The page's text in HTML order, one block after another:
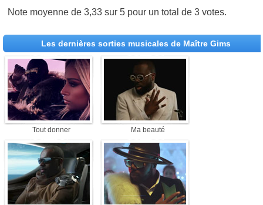
Note moyenne de3,33 sur5 pour un total de3 votes.
Les dernières sorties musicales de Maître Gims
Tout donner Ma beauté